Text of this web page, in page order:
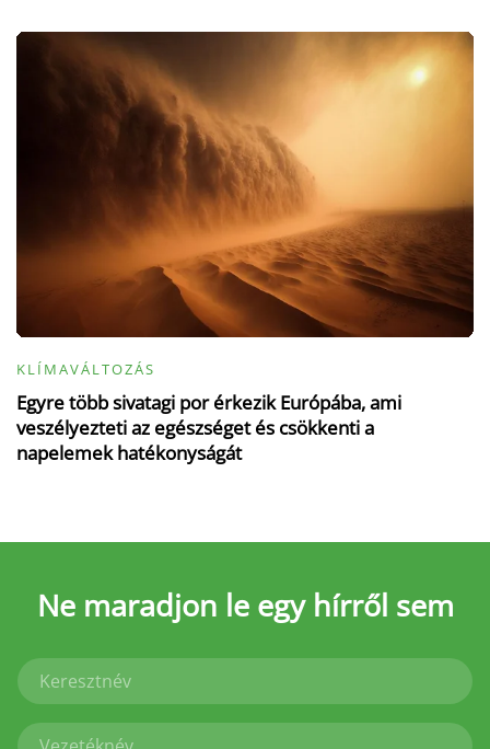
KLÍMAVÁLTOZÁS
Egyre több sivatagi por érkezik Európába, ami
veszélyezteti az egészséget és csökkenti a
napelemek hatékonyságát
Ne maradjon le egy hírről sem